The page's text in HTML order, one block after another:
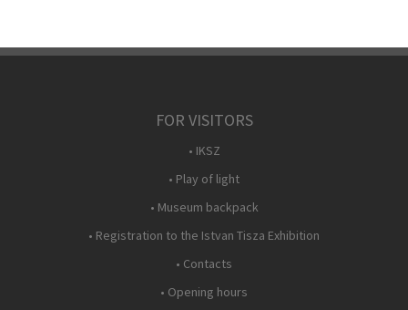
FOR VISITORS
• IKSZ
• Play of light
• Museum backpack
• Registration to the Istvan Tisza Exhibition
• Contacts
• Opening hours